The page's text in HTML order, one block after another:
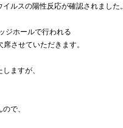
ルスの陽性反応が確認されました。
ジホールで行われる
させていただきます。
ますが、
で、